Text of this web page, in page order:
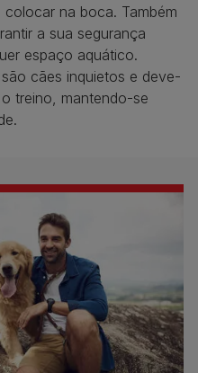
na boca. Também
a sua segurança
espaço aquático.
cães inquietos e deve-
treino, mantendo-se